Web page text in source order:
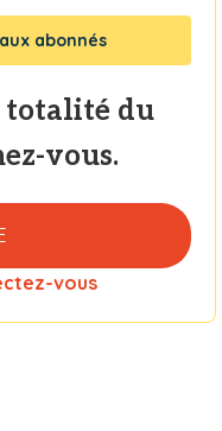
abonnés
totalité du
vous.
vous